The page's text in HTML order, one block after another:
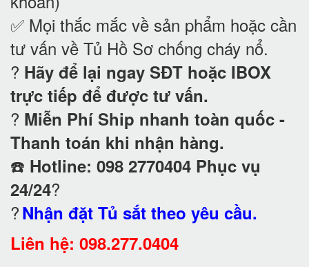
✅ Mọi thắc mắc về sản phẩm hoặc cần
tư vấn về Tủ Hồ Sơ chống cháy nổ.
? Hãy để lại ngay SĐT hoặc IBOX
trực tiếp để được tư vấn.
? Miễn Phí Ship nhanh toàn quốc -
Thanh toán khi nhận hàng.
☎️ Hotline: 098 2770404 Phục vụ
24/24?
?Nhận đặt Tủ sắt theo yêu cầu.
Liên hệ: 098.277.0404